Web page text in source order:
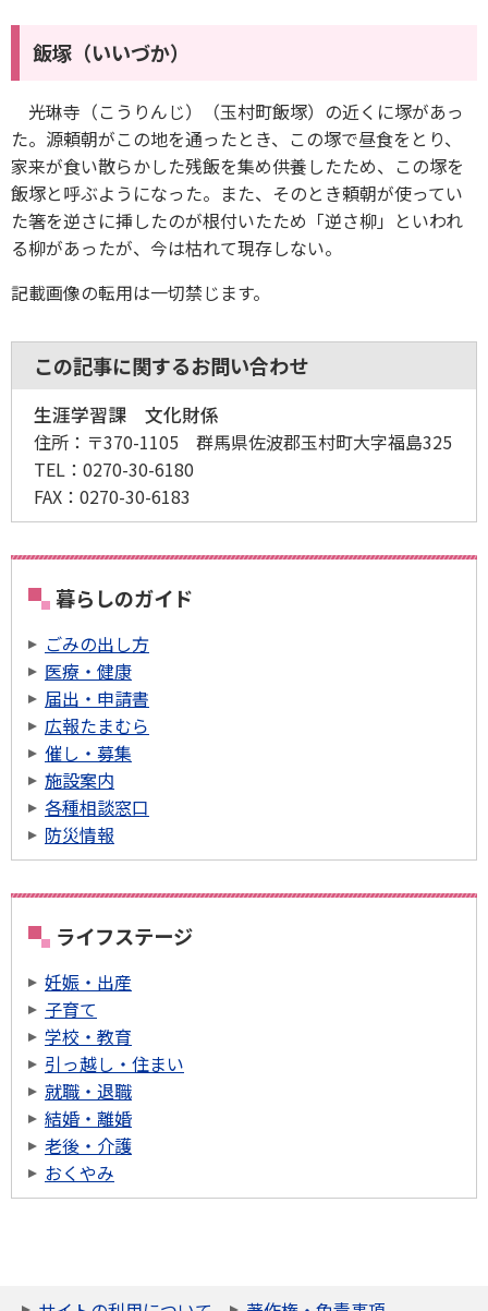
飯塚（いいづか）
光琳寺（こうりんじ）（玉村町飯塚）の近くに塚があっ
た。源頼朝がこの地を通ったとき、この塚で昼食をとり、
家来が食い散らかした残飯を集め供養したため、この塚を
飯塚と呼ぶようになった。また、そのとき頼朝が使ってい
た箸を逆さに挿したのが根付いたため「逆さ柳」といわれ
る柳があったが、今は枯れて現存しない。
記載画像の転用は一切禁じます。
この記事に関するお問い合わせ
生涯学習課 文化財係
住所： 〒370-1105 群馬県佐波郡玉村町大字福島325
TEL： 0270-30-6180
FAX： 0270-30-6183
暮らしのガイド
ごみの出し方
医療・健康
届出・申請書
広報たまむら
催し・募集
施設案内
各種相談窓口
防災情報
ライフステージ
妊娠・出産
子育て
学校・教育
引っ越し・住まい
就職・退職
結婚・離婚
老後・介護
おくやみ